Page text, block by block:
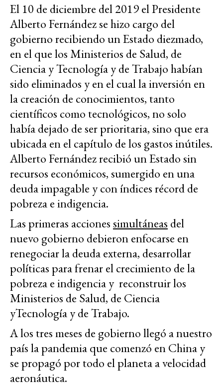
El 10 de diciembre del 2019 el Presidente
Alberto Fernández se hizo cargo del
gobierno recibiendo un Estado diezmado,
en el que los Ministerios de Salud, de
Ciencia y Tecnología y de Trabajo habían
sido eliminados y en el cual la inversión en
la creación de conocimientos, tanto
científicos como tecnológicos, no solo
había dejado de ser prioritaria, sino que era
ubicada en el capítulo de los gastos inútiles.
Alberto Fernández recibió un Estado sin
recursos económicos, sumergido en una
deuda impagable y con índices récord de
pobreza e indigencia.
Las primeras accionessimultáneas del
nuevo gobierno debieron enfocarse en
renegociar la deuda externa, desarrollar
políticas para frenar el crecimiento de la
pobreza e indigencia y reconstruir los
Ministerios de Salud, de Ciencia
yTecnología y de Trabajo.
A los tres meses de gobierno llegó a nuestro
país la pandemia que comenzó en China y
se propagó por todo el planeta a velocidad
aeronáutica.